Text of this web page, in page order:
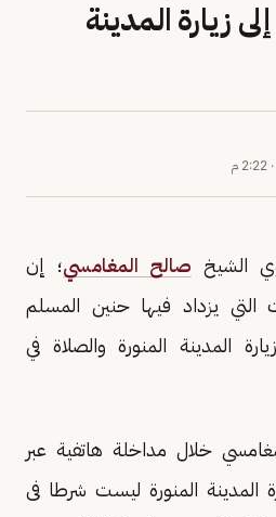
زيارة المدينة
· 2:22 م
الشيخ صالح المغامسي؛ إن
يزداد فيها حنين المسلم
المدينة المنورة والصلاة في
خلال مداخلة هاتفية عبر
المدينة المنورة ليست شرطا فى